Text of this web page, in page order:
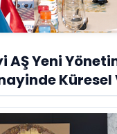
AŞ Yeni